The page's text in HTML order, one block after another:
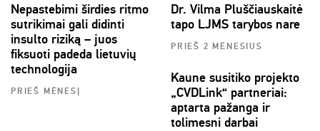
Nepastebimi širdies ritmo
sutrikimai gali didinti
insulto riziką – juos
fiksuoti padeda lietuvių
technologija
PRIEŠ MĖNESĮ
Dr. Vilma Pluščiauskaitė
tapo LJMS tarybos nare
PRIEŠ 2 MĖNESIUS
Kaune susitiko projekto
„CVDLink“ partneriai:
aptarta pažanga ir
tolimesni darbai